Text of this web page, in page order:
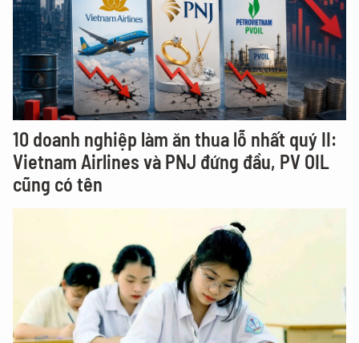
10 doanh nghiệp làm ăn thua lỗ nhất quý II:
Vietnam Airlines và PNJ đứng đầu, PV OIL
cũng có tên